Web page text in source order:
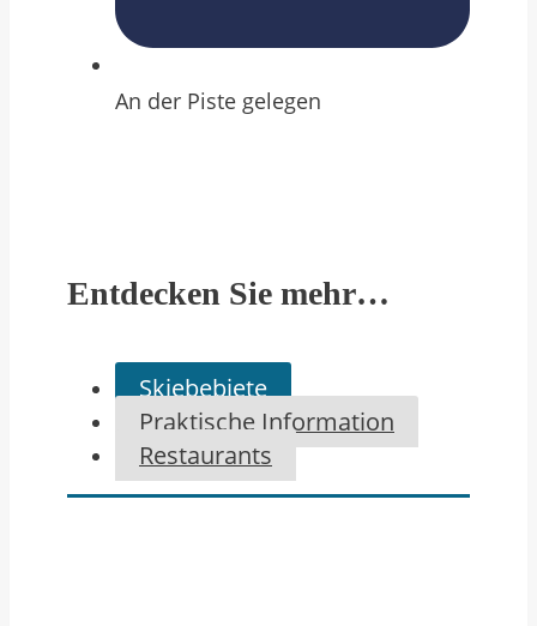
An der Piste gelegen
Entdecken Sie mehr…
Skiebebiete
Praktische Information
Restaurants